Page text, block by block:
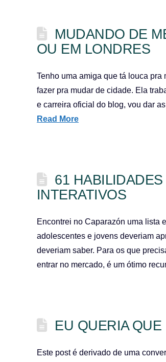
MUDANDO DE
OU EM LONDRES
Tenho uma amiga que tá louca
fazer pra mudar de cidade. Ela
e carreira oficial do blog, vou dar
Read More
61
INTERATIVOS
Encontrei no Caparazón uma lista
adolescentes e jovens deveriam
deveriam saber. Para os que
entrar no mercado, é um ótimo
EU QUERIA
Este post é derivado de uma